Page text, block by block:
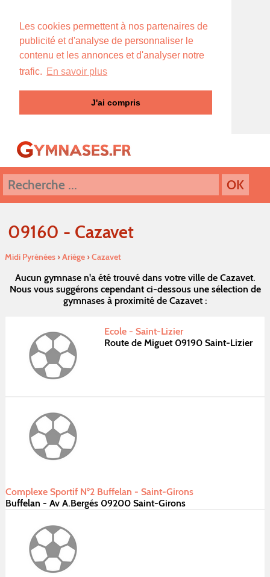
Les cookies permettent à nos partenaires de
publicité et d'analyse de personnaliser le
contenu et les annonces et d'analyser notre
trafic. En savoir plus
J'ai compris
09160 - Cazavet
Midi Pyrénées›Ariége›Cazavet
Aucun gymnase n'a été trouvé dans votre ville de Cazavet.
Nous vous suggérons cependant ci-dessous une sélection de
gymnases à proximité de Cazavet :
Ecole - Saint-Lizier
Route de Miguet 09190 Saint-Lizier
Complexe Sportif N°2 Buffelan - Saint-Girons
Buffelan - Av A.Bergés 09200 Saint-Girons